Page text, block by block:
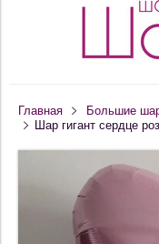
Главная Большие
Шар гигант сердце